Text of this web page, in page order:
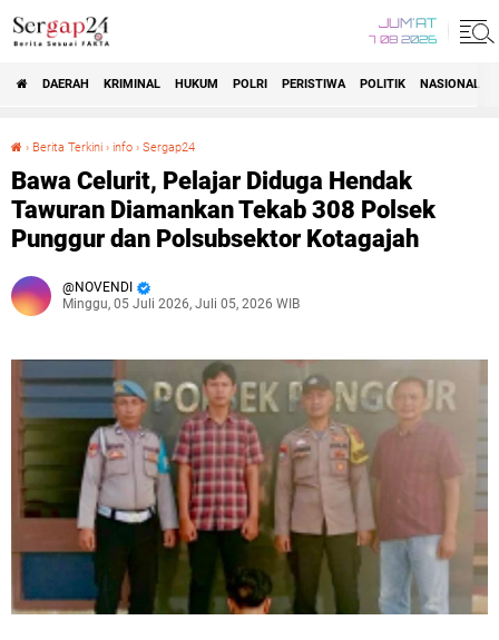
JUM'AT
7 08 2026
DAERAH KRIMINAL HUKUM POLRI PERISTIWA POLITIK NASIONAL
› Berita Terkini › info › Sergap24
Bawa Celurit, Pelajar Diduga Hendak
Tawuran Diamankan Tekab 308 Polsek
Punggur dan Polsubsektor Kotagajah
NOVENDI
Minggu, 05 Juli 2026, Juli 05, 2026 WIB